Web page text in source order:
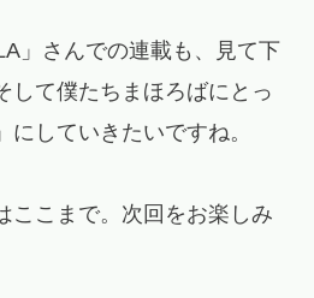
」さんでの連載も、見て下
して僕たちまほろばにとっ
していきたいですね。
ここまで。次回をお楽しみ